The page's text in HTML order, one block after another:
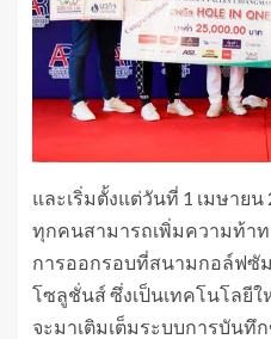
และเริ่มตั้งแต่วันที่ 1 เมษาย
ทุกคนสามารถเพิ่มความท้า
การออกรอบที่สนามกอล์ฟซั
โซลูชั่นส์ ซึ่งเป็นเทคโนโลยี
จะมาเติมเต็มระบบการบัน